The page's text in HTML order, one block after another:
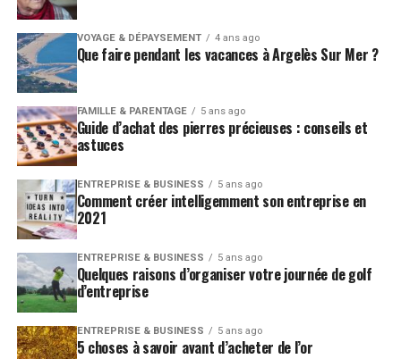
VOYAGE & DÉPAYSEMENT 4 ans ago
Que faire pendant les vacances à Argelès Sur Mer ?
FAMILLE & PARENTAGE 5 ans ago
Guide d’achat des pierres précieuses : conseils et
astuces
ENTREPRISE & BUSINESS 5 ans ago
Comment créer intelligemment son entreprise en
2021
ENTREPRISE & BUSINESS 5 ans ago
Quelques raisons d’organiser votre journée de golf
d’entreprise
ENTREPRISE & BUSINESS 5 ans ago
5 choses à savoir avant d’acheter de l’or